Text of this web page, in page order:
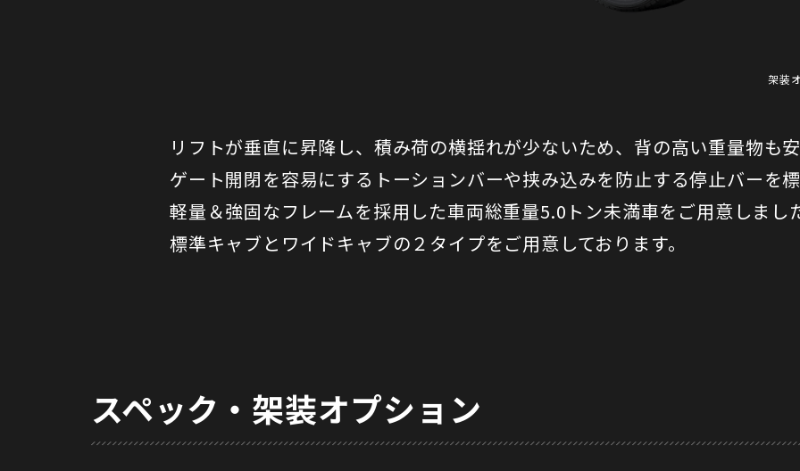
架装
リフトが垂直に昇降し、積み荷の横揺れが少ないため、背の高い重量物も
ゲート開閉を容易にするトーションバーや挟み込みを防止する停止バーを
軽量＆強固なフレームを採用した車両総重量5.0トン未満車をご用意しまし
標準キャブとワイドキャブの２タイプをご用意しております。
スペック・架装オプション